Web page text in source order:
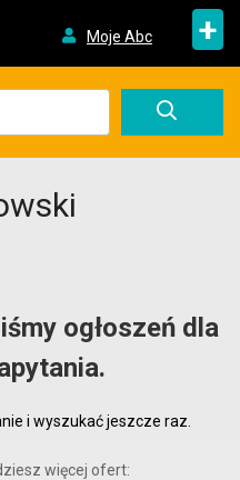
Moje Abc +
ogłoszeń dla
i wyszukać jeszcze raz.
więcej ofert: